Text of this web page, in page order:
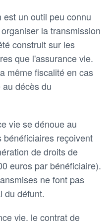
un outil peu connu
la transmission
construit sur les
que l'assurance vie.
même fiscalité en cas
décès du
vie se dénoue au
reçoivent
de droits de
euros par bénéficiaire).
ne font pas
du défunt.
vie, le contrat de